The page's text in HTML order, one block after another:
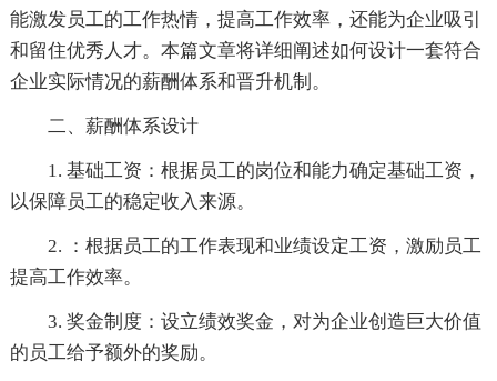
能激发员工的工作热情，提高工作效率，还能为企业吸引
和留住优秀人才。本篇文章将详细阐述如何设计一套符合
企业实际情况的薪酬体系和晋升机制。
二、薪酬体系设计
1. 基础工资：根据员工的岗位和能力确定基础工资，
以保障员工的稳定收入来源。
2. ：根据员工的工作表现和业绩设定工资，激励员工
提高工作效率。
3. 奖金制度：设立绩效奖金，对为企业创造巨大价值
的员工给予额外的奖励。